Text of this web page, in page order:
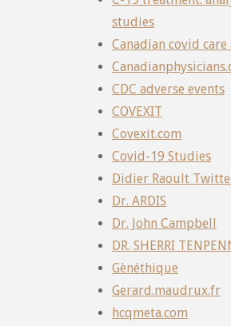
studies
Canadian covid care
CDC adverse events
COVEXIT
Covexit.com
Covid-19 Studies
Didier Raoult
Dr. ARDIS
Dr. John Campbell
DR. SHERRI
Gènéthique
Gerard.maudrux.fr
hcqmeta.com